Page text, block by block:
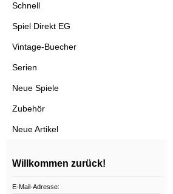
Schnell
Spiel Direkt EG
Vintage-Buecher
Serien
Neue Spiele
Zubehör
Neue Artikel
Willkommen zurück!
E-Mail-Adresse: